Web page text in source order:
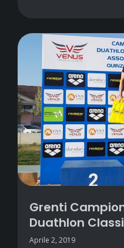
Grenti
Duathlon
Aprile 2, 2019